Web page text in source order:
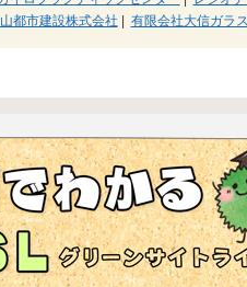
都市建設株式会社 | 有限会社大信ガラ